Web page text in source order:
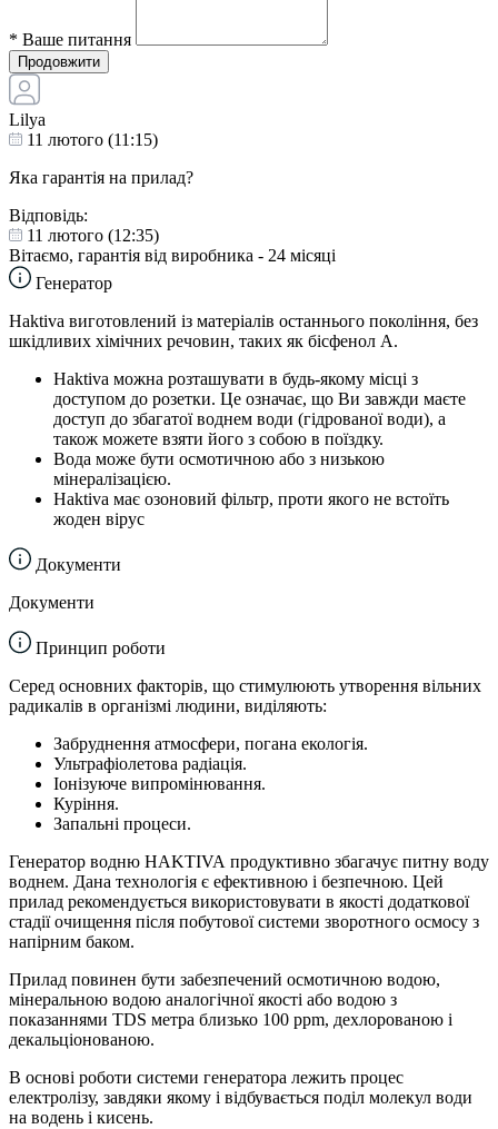
* Ваше питання
Продовжити
Lilya
11 лютого (11:15)
Яка гарантія на прилад?
Відповідь:
11 лютого (12:35)
Вітаємо, гарантія від виробника - 24 місяці
Генератор
Haktiva виготовлений із матеріалів останнього покоління, без
шкідливих хімічних речовин, таких як бісфенол А.
Haktiva можна розташувати в будь-якому місці з
доступом до розетки. Це означає, що Ви завжди маєте
доступ до збагатої воднем води (гідрованої води), а
також можете взяти його з собою в поїздку.
Вода може бути осмотичною або з низькою
мінералізацією.
Haktiva має озоновий фільтр, проти якого не встоїть
жоден вірус
Документи
Документи
Принцип роботи
Серед основних факторів, що стимулюють утворення вільних
радикалів в організмі людини, виділяють:
Забруднення атмосфери, погана екологія.
Ультрафіолетова радіація.
Іонізуюче випромінювання.
Куріння.
Запальні процеси.
Генератор водню HAKTIVA продуктивно збагачує питну воду
воднем. Дана технологія є ефективною і безпечною. Цей
прилад рекомендується використовувати в якості додаткової
стадії очищення після побутової системи зворотного осмосу з
напірним баком.
Прилад повинен бути забезпечений осмотичною водою,
мінеральною водою аналогічної якості або водою з
показаннями TDS метра близько 100 ppm, дехлорованою і
декальціонованою.
В основі роботи системи генератора лежить процес
електролізу, завдяки якому і відбувається поділ молекул води
на водень і кисень.